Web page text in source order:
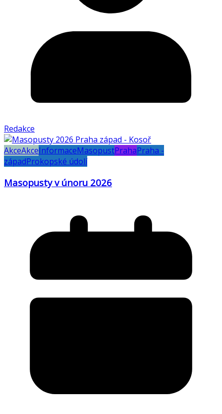
Redakce
AkceAkceInformaceMasopustPrahaPraha -
západProkopské údolí
Masopusty v únoru 2026